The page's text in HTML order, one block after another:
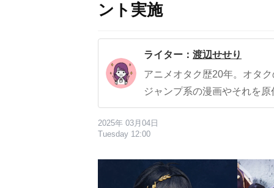
ント実施
ライター： 渡辺せせり
アニメオタク歴20年。オタ
ジャンプ系の漫画やそれを
2025年 03月04日
Tuesday 12:00